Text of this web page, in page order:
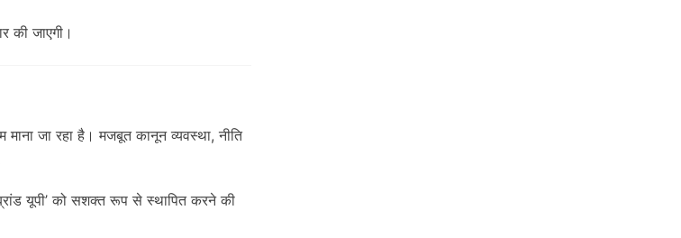
की जाएगी।
माना जा रहा है। मजबूत कानून व्यवस्था, नीति
यूपी’ को सशक्त रूप से स्थापित करने की